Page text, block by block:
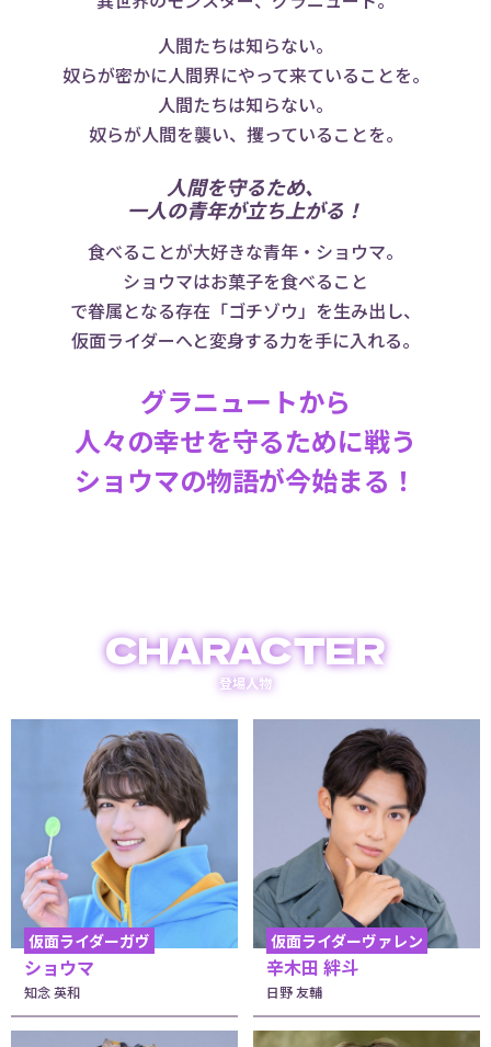
人間たちは知らない。
奴らが密かに人間界にやって来ていることを。
人間たちは知らない。
奴らが人間を襲い、攫っていることを。
人間を守るため、
一人の青年が立ち上がる！
食べることが大好きな青年・ショウマ。
ショウマはお菓子を食べること
で眷属となる存在「ゴチゾウ」を生み出し、
仮面ライダーへと変身する力を手に入れる。
グラニュートから
人々の幸せを守るために戦う
ショウマの物語が今始まる！
CHARACTER
登場人物
仮面ライダーガヴ
ショウマ
知念 英和
仮面ライダーヴァレン
辛木田 絆斗
日野 友輔